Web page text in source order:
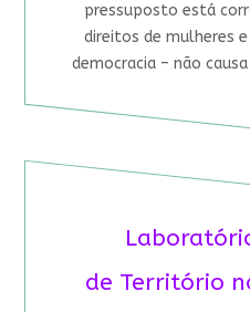
pressuposto está
direitos de mulheres
democracia – não
de Território